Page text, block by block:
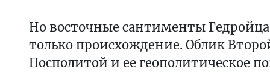
Но восточные сантименты Гедройца
только происхождение. Облик
Посполитой и ее геополитическое